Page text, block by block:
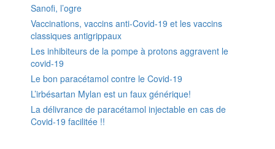
Sanofi, l’ogre
Vaccinations, vaccins anti-Covid-19 et les vaccins
classiques antigrippaux
Les inhibiteurs de la pompe à protons aggravent le
covid-19
Le bon paracétamol contre le Covid-19
L’irbésartan Mylan est un faux générique!
La délivrance de paracétamol injectable en cas de
Covid-19 facilitée !!